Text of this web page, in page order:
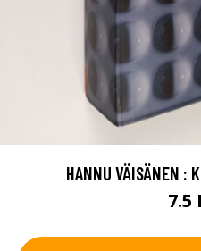
HANNU VÄISÄNEN :
7.5